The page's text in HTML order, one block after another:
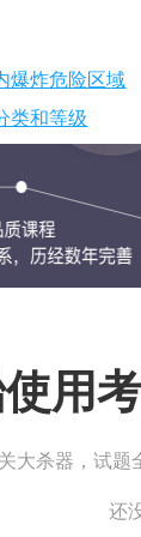
爆炸危险区域
类和等级
用
大杀器，试
还